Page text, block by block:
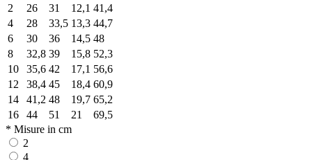
2
26 31 12,1 41,4
4
28 33,5 13,3 44,7
6
30 36 14,5 48
8
32,8 39 15,8 52,3
10
35,6 42 17,1 56,6
12
38,4 45 18,4 60,9
14
41,2 48 19,7 65,2
16
44 51 21
69,5
* Misure in cm
2
4